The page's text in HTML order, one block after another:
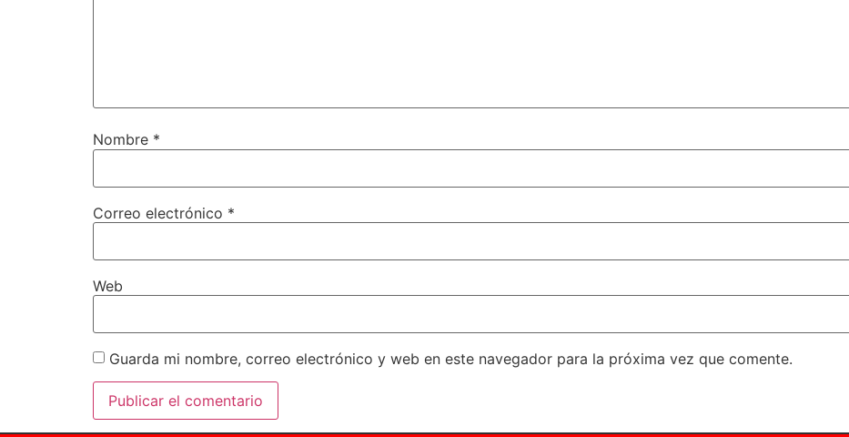
Nombre *
Correo electrónico *
Web
Guarda mi nombre, correo electrónico y web en este navegador para la próxima vez que comente.